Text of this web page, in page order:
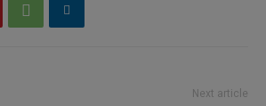
Next article